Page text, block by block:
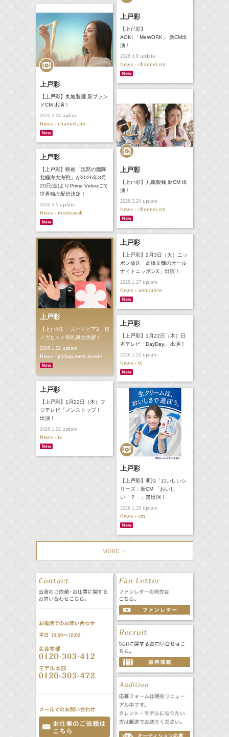
上戸彩
【上戸彩】
AOKI 「MeWORK」 新CM出
演！
2026.4.8update
News - channel,cm
上戸彩
【上戸彩】丸亀製麺 新ブラン
ドCM 出演！
2026.3.24update
News - channel,cm
上戸彩
【上戸彩】丸亀製麺 新CM 出
演！
2026.3.24update
News - channel,cm
上戸彩
【上戸彩】映画「沈黙の艦隊
北極海大海戦」が2026年3月
20日(金)よりPrime Videoにて
世界独占配信決定！
2026.3.5update
News - movie,web
上戸彩
【上戸彩】2月3日（火）ニッ
ポン放送「高橋文哉のオール
ナイトニッポンX」出演！
2026.1.27update
News - announce
上戸彩
【上戸彩】「ズートピア2」超
メガヒット御礼舞台挨拶！
2026.1.22update
News - pickup,event,movie
上戸彩
【上戸彩】1月22日（木）日
本テレビ「DayDay.」出演！
2026.1.22update
News - tv
上戸彩
【上戸彩】1月22日（木）フ
ジテレビ「ノンストップ！」
出演！
2026.1.22update
News - tv
上戸彩
【上戸彩】明治「おいしいシ
リーズ」新CM 「おいし
い ？ 」篇出演！
2026.1.15update
News - cm